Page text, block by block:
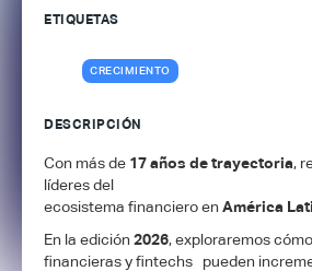
ETIQUETAS
CRECIMIENTO
DESCRIPCIÓN
Con más de 17 años de trayectoria,
líderes del
ecosistema financiero en América
En la edición 2026, exploraremos
financieras y fintechs pueden